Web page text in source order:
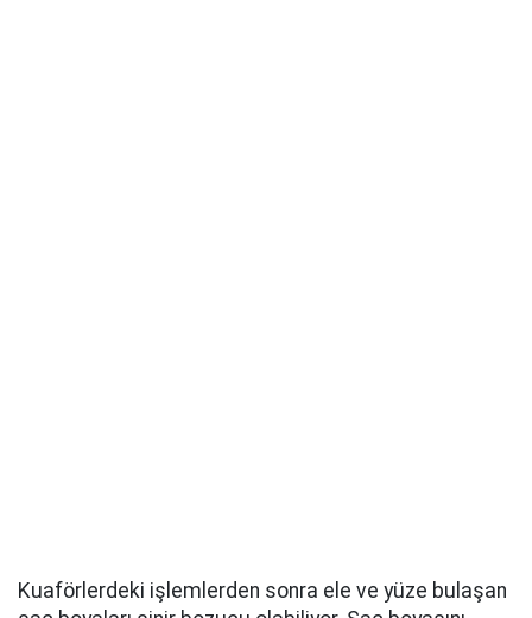
Kuaförlerdeki işlemlerden sonra ele ve yüze bulaşan